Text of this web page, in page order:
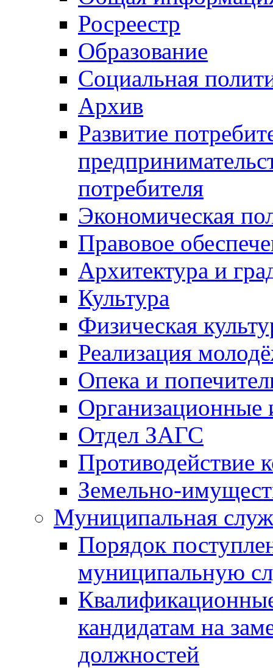
Росреестр
Образование
Социальная
Архив
Развитие
потребителя
Экономическая
Правовое
Архитектура и
Культура
Физическая
Реализация
Опека и
Отдел ЗАГС
Противодействие
Земельно-
Муниципальная
Порядок
муниципальную
кандидатам на
должностей